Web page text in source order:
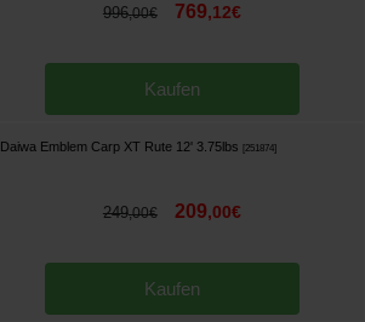
996,00€ 769,12€
Kaufen
Daiwa Emblem Carp XT Rute 12' 3.75lbs 251874]
249,00€ 209,00€
Kaufen